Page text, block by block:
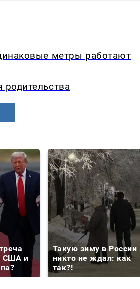
метры работают
США и
Такую зиму в России
никто не ждал: как
так?!